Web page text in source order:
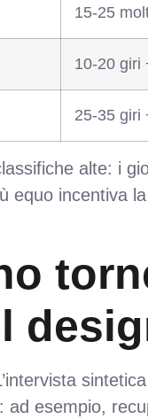
15‑25
10‑20
25‑35 giri
alte: i
equo incentiva
esempio,